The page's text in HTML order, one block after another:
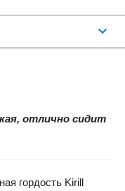
отлично сидит
гордость Kirill